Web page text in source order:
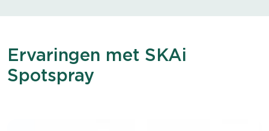
Ervaringen met SKAi
Spotspray